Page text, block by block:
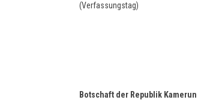
(Verfassungstag)
Botschaft der Republik Kamerun